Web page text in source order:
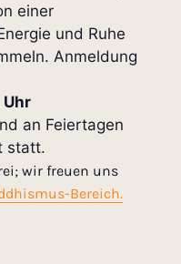
einer
und Ruhe
Anmeldung
Uhr
an Feiertagen
statt.
wir freuen uns
Bereich.